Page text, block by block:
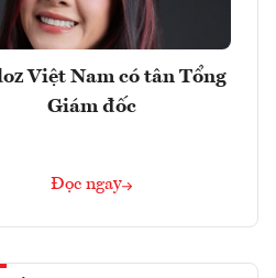
Việt Nam có tân Tổng
Giám đốc
Đọc ngay